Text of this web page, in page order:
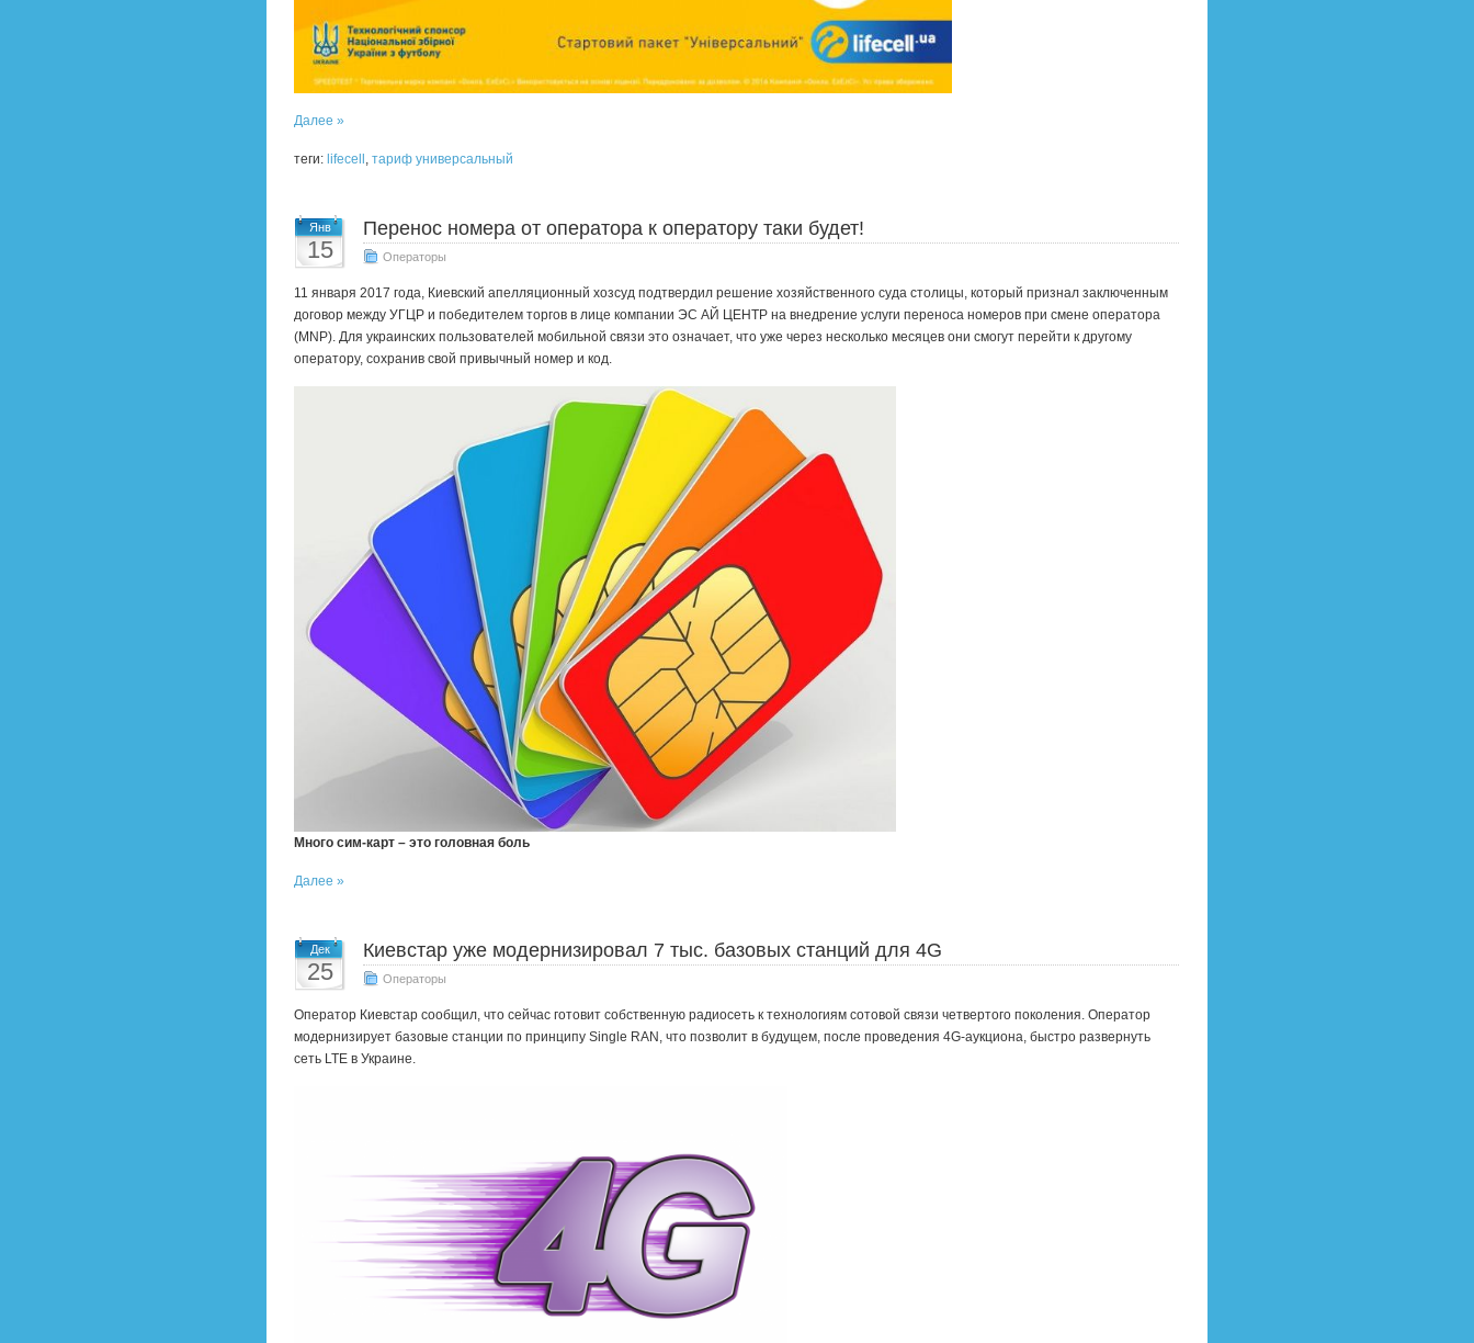
Далее »
теги: lifecell , тариф универсальный
Янв
15
Перенос номера от оператора к оператору таки будет!
Операторы
11 января 2017 года, Киевский апелляционный хозсуд подтвердил решение хозяйственного суда столицы, который признал заключенным
договор между УГЦР и победителем торгов в лице компании ЭС АЙ ЦЕНТР на внедрение услуги переноса номеров при смене оператора
(MNP). Для украинских пользователей мобильной связи это означает, что уже через несколько месяцев они смогут перейти к другому
оператору, сохранив свой привычный номер и код.
Много сим-карт – это головная боль
Далее »
Дек
25
Киевстар уже модернизировал 7 тыс. базовых станций для 4G
Операторы
Оператор Киевстар сообщил, что сейчас готовит собственную радиосеть к технологиям сотовой связи четвертого поколения. Оператор
модернизирует базовые станции по принципу Single RAN, что позволит в будущем, после проведения 4G-аукциона, быстро развернуть
сеть LTE в Украине.